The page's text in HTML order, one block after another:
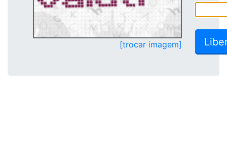
[trocar imagem]